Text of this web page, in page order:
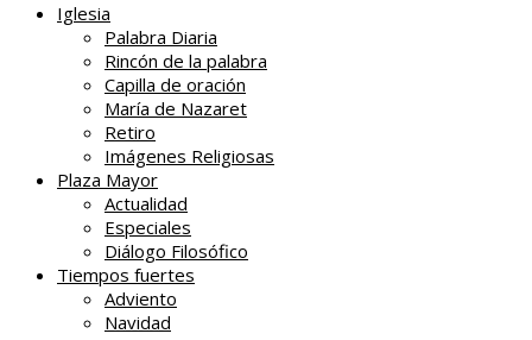
Iglesia
Palabra Diaria
Rincón de la palabra
Capilla de oración
María de Nazaret
Retiro
Imágenes Religiosas
Plaza Mayor
Actualidad
Especiales
Diálogo Filosófico
Tiempos fuertes
Adviento
Navidad